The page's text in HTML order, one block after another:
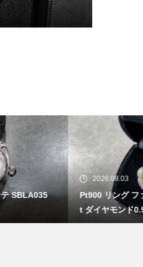
2026.08.03
Pt900 リング ファイアオパール 1.83c
t ダイヤモンド0.92ct 買取実績